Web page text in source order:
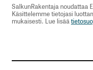
SalkunRakentaja noudattaa
Käsittelemme tietojasi
mukaisesti. Lue lisää